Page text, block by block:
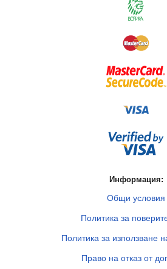
Информация:
Общи условия
Политика за
Политика за използване
Право на отказ от